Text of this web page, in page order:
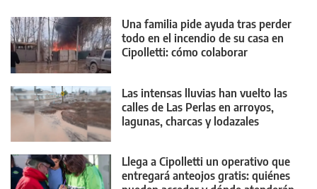
Una familia pide ayuda tras perder
todo en el incendio de su casa en
Cipolletti: cómo colaborar
Las intensas lluvias han vuelto las
calles de Las Perlas en arroyos,
lagunas, charcas y lodazales
Llega a Cipolletti un operativo que
entregará anteojos gratis: quiénes